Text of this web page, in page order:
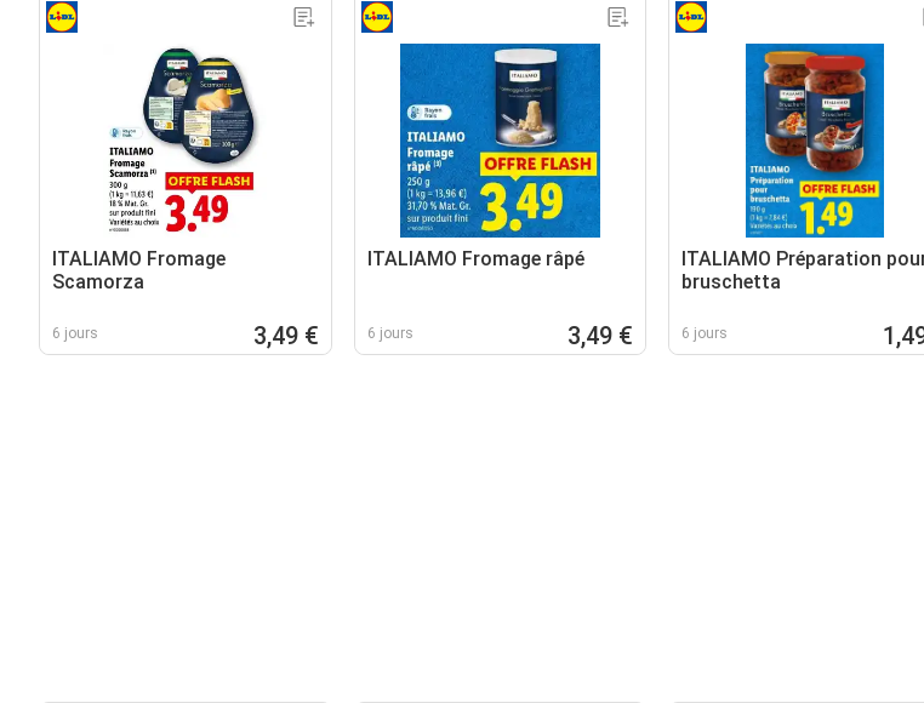
ITALIAMO Fromage
Scamorza
6 jours 3,49 €
ITALIAMO Fromage râpé
6 jours 3,49 €
ITALIAMO Préparation
bruschetta
6 jours